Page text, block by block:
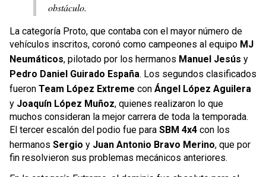
obstáculo.
La categoría Proto, que contaba con el mayor número de
vehículos inscritos, coronó como campeones al equipo MJ
Neumáticos, pilotado por los hermanos Manuel Jesús y
Pedro Daniel Guirado España. Los segundos clasificados
fueron Team López Extreme con Ángel López Aguilera
y Joaquín López Muñoz, quienes realizaron lo que
muchos consideran la mejor carrera de toda la temporada.
El tercer escalón del podio fue para SBM 4x4 con los
hermanos Sergio y Juan Antonio Bravo Merino, que por
fin resolvieron sus problemas mecánicos anteriores.